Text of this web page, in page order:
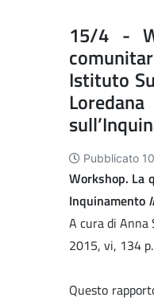
15/4 -
Istituto
Pubblicato
Workshop. La
Inquinamento
A cura di Anna
2015, vi, 134 p.
Questo